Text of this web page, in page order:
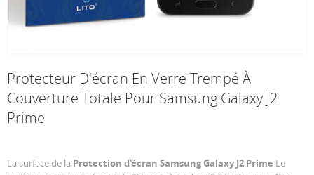
Protecteur D'écran En Verre Trempé À
Couverture Totale Pour Samsung Galaxy J2
Prime
La surface de la Protection d'écran Samsung Galaxy J2 Prime Le